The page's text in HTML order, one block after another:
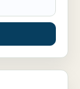
eller